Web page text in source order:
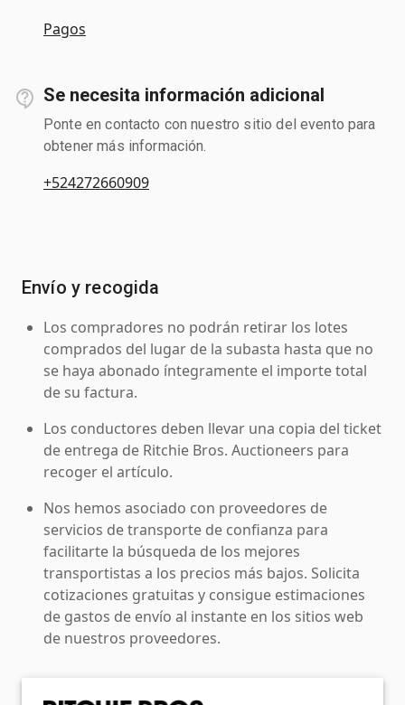
Pagos
Se necesita información adicional
Ponte en contacto con nuestro sitio del evento para
obtener más información.
+524272660909
Envío y recogida
Los compradores no podrán retirar los lotes
comprados del lugar de la subasta hasta que no
se haya abonado íntegramente el importe total
de su factura.
Los conductores deben llevar una copia del ticket
de entrega de Ritchie Bros. Auctioneers para
recoger el artículo.
Nos hemos asociado con proveedores de
servicios de transporte de confianza para
facilitarte la búsqueda de los mejores
transportistas a los precios más bajos. Solicita
cotizaciones gratuitas y consigue estimaciones
de gastos de envío al instante en los sitios web
de nuestros proveedores.